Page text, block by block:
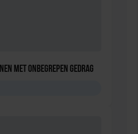
met onbegrepen gedrag